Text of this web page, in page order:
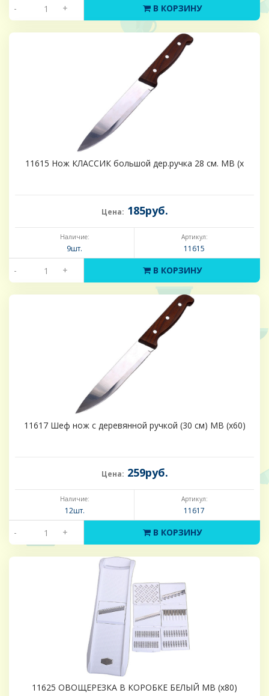
- + В КОРЗИНУ
11615 Нож КЛАССИК большой дер.ручка 28 см. MB (х
Цена: 185руб.
Наличие:
9шт.
Артикул:
11615
- + В КОРЗИНУ
11617 Шеф нож с деревянной ручкой (30 см) MB (х60)
Цена: 259руб.
Наличие:
12шт.
Артикул:
11617
- + В КОРЗИНУ
11625 ОВОЩЕРЕЗКА В КОРОБКЕ БЕЛЫЙ MB (х80)